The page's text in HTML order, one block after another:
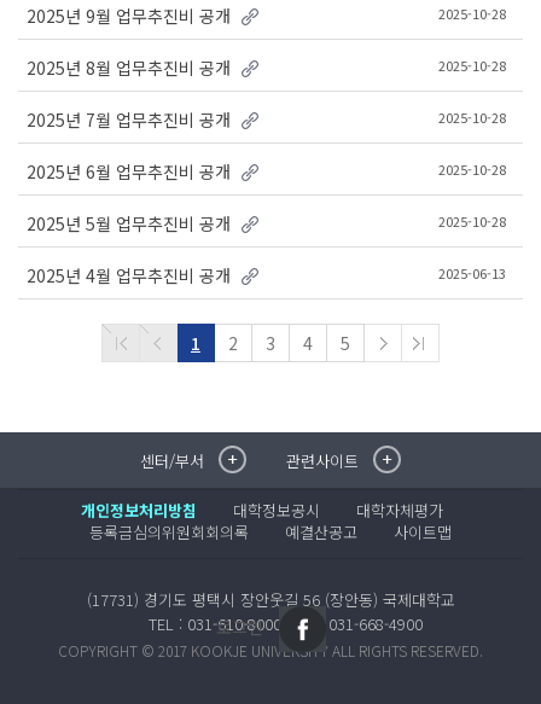
2025년 9월 업무추진비 공개 2025-10-28
2025년 8월 업무추진비 공개 2025-10-28
2025년 7월 업무추진비 공개 2025-10-28
2025년 6월 업무추진비 공개 2025-10-28
2025년 5월 업무추진비 공개 2025-10-28
2025년 4월 업무추진비 공개 2025-06-13
1 2 3 4 5
센터/부서취·창업지원센터
국제대학교 입학안내
학술정보원
학생생활관
산학협력단
평생교육원
교수학습지원센터
관련사이트이메일무단수집거부
무선인터넷이용안내
포탈사이트
증명발급사이트
로그인
개인정보처리방침 대학정보공시
대학자체평가
등록금심의위원회회의록
예결산공고 사이트맵
(17731) 경기도 평택시 장안웃길 56 (장안동) 국제대학교
TEL : 031-610-8000
FAX : 031-668-4900
COPYRIGHT © 2017 KOOKJE UNIVERSITY ALL RIGHTS RESERVED.